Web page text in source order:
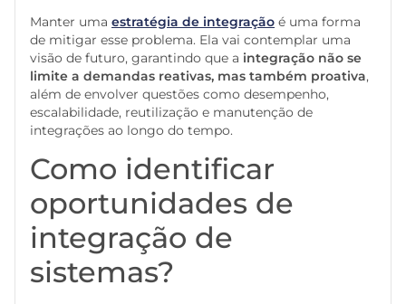
Manter uma estratégia de integração é uma forma
de mitigar esse problema. Ela vai contemplar uma
visão de futuro, garantindo que a integração não se
limite a demandas reativas, mas também proativa,
além de envolver questões como desempenho,
escalabilidade, reutilização e manutenção de
integrações ao longo do tempo.
Como identificar
oportunidades de
integração de
sistemas?